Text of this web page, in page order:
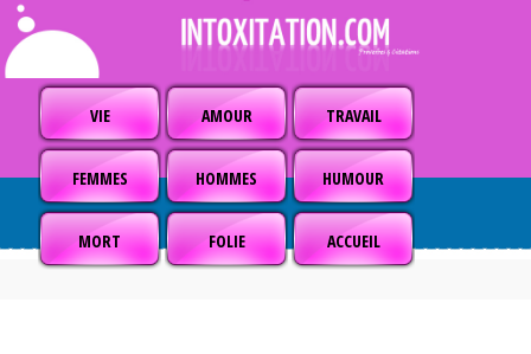
VIE AMOUR TRAVAIL
FEMMES HOMMES HUMOUR
MORT FOLIE ACCUEIL